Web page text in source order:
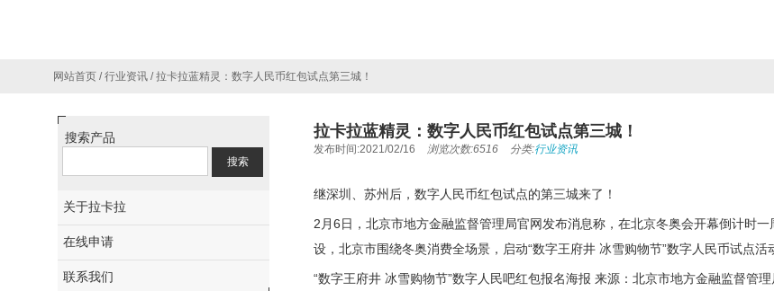
网站首页 /行业资讯 /拉卡拉蓝精灵：数字人民币红包试点第三城！
搜索产品
关于拉卡拉
在线申请
联系我们
拉卡拉蓝精灵：数字人民币红包试点第三城！
发布时间:2021/02/16 浏览次数:6516 分类:行业资讯
继深圳、苏州后，数字人民币红包试点的第三城来了！
2月6日，北京市地方金融监督管理局官网发布消息称，在北京冬奥会开幕倒计时
设，北京市围绕冬奥消费全场景，启动“数字王府井 冰雪购物节”数字人民币试点活
“数字王府井 冰雪购物节”数字人民吧红包报名海报 来源：北京市地方金融监督管